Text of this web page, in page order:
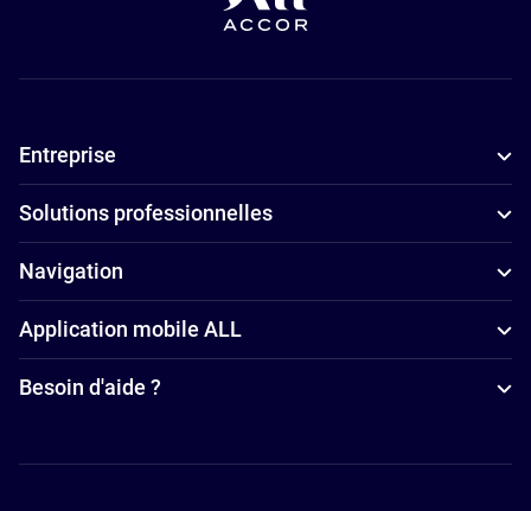
les petits
Curitiba
Hôtels avec
piscine à
Curitiba
Hôtels
4 étoiles à
Curitiba
Entreprise
Solutions professionnelles
Navigation
Application mobile ALL
Besoin d'aide ?